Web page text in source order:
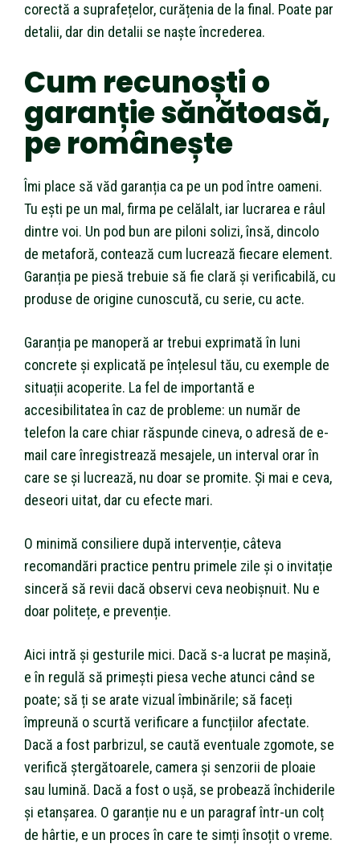
corectă a suprafețelor, curățenia de la final. Poate par
detalii, dar din detalii se naște încrederea.
Cum recunoști o
garanție sănătoasă,
pe românește
Îmi place să văd garanția ca pe un pod între oameni.
Tu ești pe un mal, firma pe celălalt, iar lucrarea e râul
dintre voi. Un pod bun are piloni solizi, însă, dincolo
de metaforă, contează cum lucrează fiecare element.
Garanția pe piesă trebuie să fie clară și verificabilă, cu
produse de origine cunoscută, cu serie, cu acte.
Garanția pe manoperă ar trebui exprimată în luni
concrete și explicată pe înțelesul tău, cu exemple de
situații acoperite. La fel de importantă e
accesibilitatea în caz de probleme: un număr de
telefon la care chiar răspunde cineva, o adresă de e-
mail care înregistrează mesajele, un interval orar în
care se și lucrează, nu doar se promite. Și mai e ceva,
deseori uitat, dar cu efecte mari.
O minimă consiliere după intervenție, câteva
recomandări practice pentru primele zile și o invitație
sinceră să revii dacă observi ceva neobișnuit. Nu e
doar politețe, e prevenție.
Aici intră și gesturile mici. Dacă s-a lucrat pe mașină,
e în regulă să primești piesa veche atunci când se
poate; să ți se arate vizual îmbinările; să faceți
împreună o scurtă verificare a funcțiilor afectate.
Dacă a fost parbrizul, se caută eventuale zgomote, se
verifică ștergătoarele, camera și senzorii de ploaie
sau lumină. Dacă a fost o ușă, se probează închiderile
și etanșarea. O garanție nu e un paragraf într-un colț
de hârtie, e un proces în care te simți însoțit o vreme.